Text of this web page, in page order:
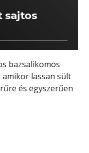
sajtos
bazsalikomos
amikor lassan sült
és egyszerűen